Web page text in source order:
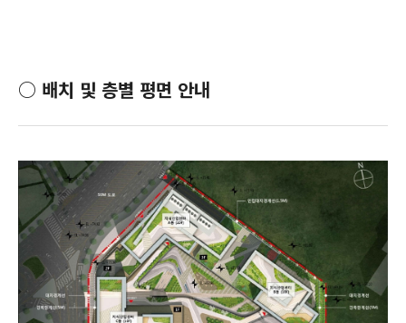
○ 배치 및 층별 평면 안내